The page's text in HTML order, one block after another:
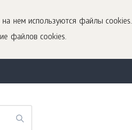
нем используются файлы cookies.
файлов cookies.